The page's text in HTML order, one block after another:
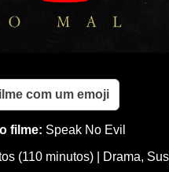
com um emoji
filme: Speak No Evil
(110 minutos)
Drama,